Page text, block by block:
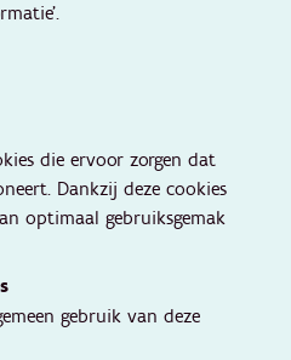
die ervoor zorgen dat
Dankzij deze cookies
optimaal gebruiksgemak
gebruik van deze